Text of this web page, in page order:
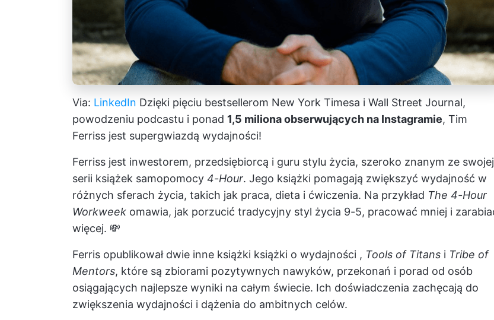
Via: LinkedIn Dzięki pięciu bestsellerom New York Timesa i Wall Street Journal,
powodzeniu podcastu i ponad 1,5 miliona obserwujących na Instagramie, Tim
Ferriss jest supergwiazdą wydajności!
Ferriss jest inwestorem, przedsiębiorcą i guru stylu życia, szeroko znanym ze swojej
serii książek samopomocy 4-Hour. Jego książki pomagają zwiększyć wydajność w
różnych sferach życia, takich jak praca, dieta i ćwiczenia. Na przykład The 4-Hour
Workweek omawia, jak porzucić tradycyjny styl życia 9-5, pracować mniej i
więcej. 💸
Ferris opublikował dwie inne książki książki o wydajności , Tools of Titans i Tribe of
Mentors, które są zbiorami pozytywnych nawyków, przekonań i porad od osób
osiągających najlepsze wyniki na całym świecie. Ich doświadczenia zachęcają do
zwiększenia wydajności i dążenia do ambitnych celów.